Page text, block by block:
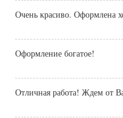
Очень красиво. Оформлена
Оформление богатое!
Отличная работа! Ждем от